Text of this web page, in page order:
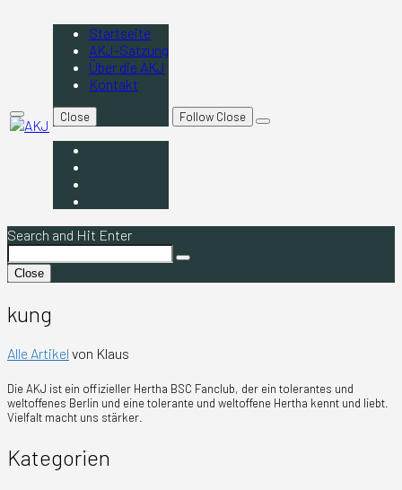
Primary
Menu
Startseite
AKJ-Satzung
Über die AKJ
Kontakt
Close Follow Close
open
Search and Hit Enter
Search
for:
Search
Close
kung
Alle Artikel von Klaus
Die AKJ ist ein offizieller Hertha BSC Fanclub, der ein tolerantes und
weltoffenes Berlin und eine tolerante und weltoffene Hertha kennt und liebt.
Vielfalt macht uns stärker.
Kategorien